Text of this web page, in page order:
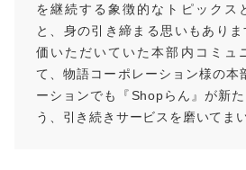
を継続する象徴的なトピックス
と、身の引き締まる思いもあり
価いただいていた本部内コミュ
て、物語コーポレーション様の本
ーションでも『Shopらん』が新
う、引き続きサービスを磨いてま